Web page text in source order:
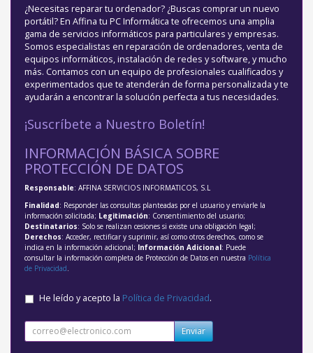
¿Necesitas reparar tu ordenador? ¿Buscas comprar un nuevo
portátil? En Affina tu PC Informática te ofrecemos una amplia
gama de servicios informáticos para particulares y empresas.
Somos especialistas en reparación de ordenadores, venta de
equipos informáticos, instalación de redes y software, y mucho
más. Contamos con un equipo de profesionales cualificados y
experimentados que te atenderán de forma personalizada y te
ayudarán a encontrar la solución perfecta a tus necesidades.
¡Suscríbete a Nuestro Boletín!
INFORMACIÓN BÁSICA SOBRE
PROTECCIÓN DE DATOS
Responsable: AFFINA SERVICIOS INFORMATICOS, S.L
Finalidad: Responder las consultas planteadas por el usuario y enviarle la
información solicitada; Legitimación: Consentimiento del usuario;
Destinatarios: Solo se realizan cesiones si existe una obligación legal;
Derechos: Acceder, rectificar y suprimir, así como otros derechos, como se
indica en la información adicional; Información Adicional: Puede
consultar la información completa de Protección de Datos en nuestra Política
de Privacidad
He leído y acepto la Política de Privacidad.
Enviar